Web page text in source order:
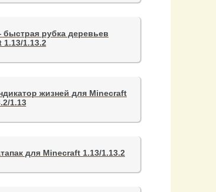
рубка деревьев
1.13/1.13.2
жизней для Minecraft
1.13
для Minecraft 1.13/1.13.2